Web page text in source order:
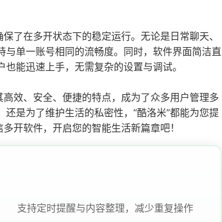
了在多开状态下的稳定运行。无论是日常聊天、
单一账号相同的流畅度。同时，软件界面简洁直
能迅速上手，无需复杂的设置与调试。
效、安全、便捷的特点，成为了众多用户管理多
是为了维护生活的私密性，“酷洛米”都能为您提
开软件，开启您的智能生活新篇章吧！
支持定时提醒与内容整理，减少重复操作